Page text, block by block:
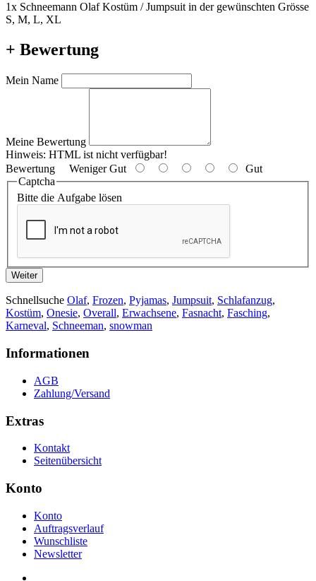
1x Schneemann Olaf Kostüm / Jumpsuit in der gewünschten Grösse
S, M, L, XL
+ Bewertung
Mein Name
Meine Bewertung
Hinweis: HTML ist nicht verfügbar!
Bewertung Weniger Gut
Gut
Captcha
Bitte die Aufgabe lösen
Weiter
Schnellsuche Olaf, Frozen, Pyjamas, Jumpsuit, Schlafanzug,
Kostüm, Onesie, Overall, Erwachsene, Fasnacht, Fasching,
Karneval, Schneeman, snowman
Informationen
AGB
Zahlung/Versand
Extras
Kontakt
Seitenübersicht
Konto
Konto
Auftragsverlauf
Wunschliste
Newsletter